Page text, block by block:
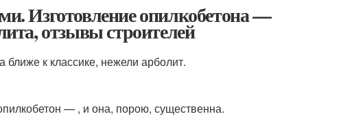
Изготовление опилкобетона —
отзывы строителей
ближе к классике, нежели арболит.
— , и она, порою, существенна.